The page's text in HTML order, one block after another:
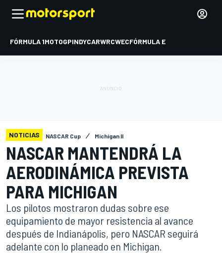
FÓRMULA 1MOTOGPINDYCARWRCWECFÓRMULA E
NOTICIAS NASCAR Cup Michigan II
NASCAR MANTENDRÁ LA
AERODINÁMICA PREVISTA
PARA MICHIGAN
Los pilotos mostraron dudas sobre ese
equipamiento de mayor resistencia al avance
después de Indianápolis, pero NASCAR seguirá
adelante con lo planeado en Michigan.